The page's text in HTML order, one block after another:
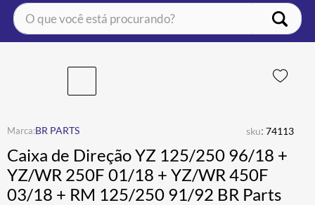
O que você está procurando?
BR PARTS sku: 74113
Caixa de Direção YZ 125/250 96/18 +
YZ/WR 250F 01/18 + YZ/WR 450F
03/18 + RM 125/250 91/92 BR Parts
CAPACETE LS2
BOTA
5º LUVA
6º BAU